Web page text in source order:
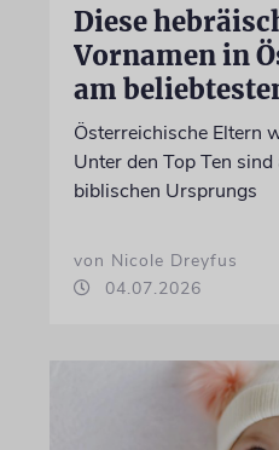
Diese
Vornamen in
am
Österreichische Eltern
Unter den Top Ten
biblischen Ursprungs
von Nicole Dreyfus
04.07.2026